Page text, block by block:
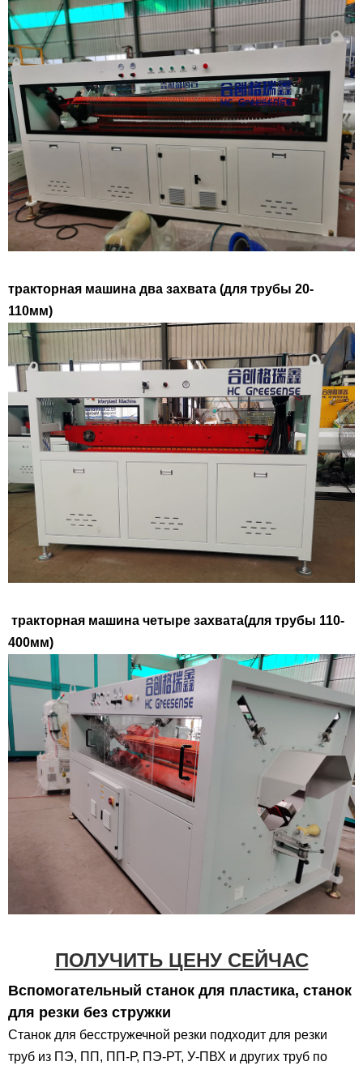
тракторная машина два захвата (для трубы 20-
110мм)
тракторная машина четыре захвата(для трубы 110-
400мм)
ПОЛУЧИТЬ ЦЕНУ СЕЙЧАС
Вспомогательный станок для пластика, станок
для резки без стружки
Станок для бесстружечной резки подходит для резки
труб из ПЭ, ПП, ПП-Р, ПЭ-РТ, У-ПВХ и других труб по